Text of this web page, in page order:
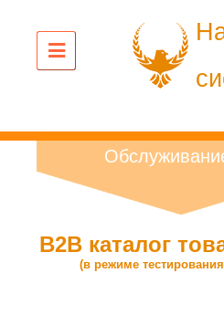
B2B каталог
(в режиме